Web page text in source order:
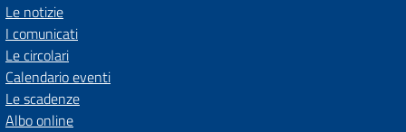
Le notizie
I comunicati
Le circolari
Calendario eventi
Le scadenze
Albo online